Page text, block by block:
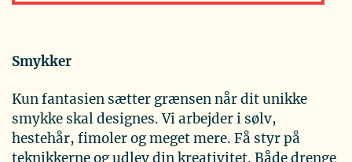
Smykker
Kun fantasien sætter grænsen når dit unikke
smykke skal designes. Vi arbejder i sølv,
hestehår, fimoler og meget mere. Få styr på
teknikkerne og udlev din kreativitet. Både drenge